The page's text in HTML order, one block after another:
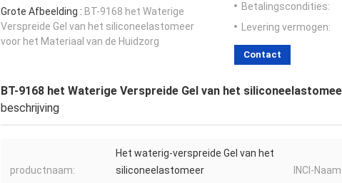
Grote Afbeelding : BT-9168 het Waterige
Verspreide Gel van het siliconeelastomeer
voor het Materiaal van de Huidzorg
Betalingscondities:
Levering vermogen:
Contact
BT-9168 het Waterige Verspreide Gel van het
beschrijving
productnaam:
Het waterig-verspreide Gel van het
siliconeelastomeer
INCI-Naam: